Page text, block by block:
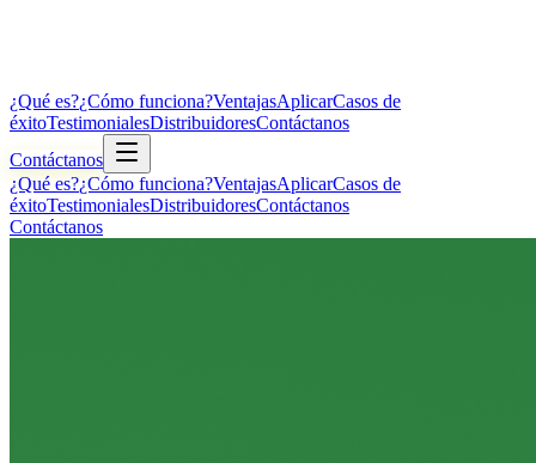
¿Qué es?¿Cómo funciona?VentajasAplicarCasos de
éxitoTestimonialesDistribuidoresContáctanos
Contáctanos
¿Qué es?¿Cómo funciona?VentajasAplicarCasos de
éxitoTestimonialesDistribuidoresContáctanos
Contáctanos